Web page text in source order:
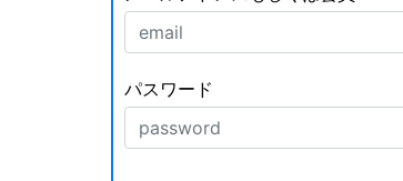
パスワード